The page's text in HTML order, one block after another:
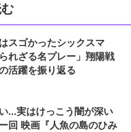
スゴかったシックスマ
れざる名プレー」翔陽戦
活躍を振り返る
...実はけっこう闇が深い
回 映画『人魚の島のひみ